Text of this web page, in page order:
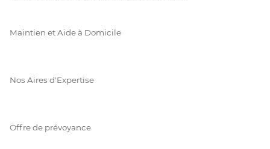
Maintien et Aide à Domicile
Nos Aires d'Expertise
Offre de prévoyance